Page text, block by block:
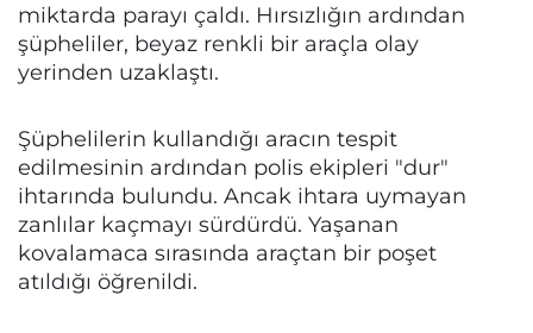
miktarda parayı çaldı. Hırsızlığın ardından
şüpheliler, beyaz renkli bir araçla olay
yerinden uzaklaştı.
Şüphelilerin kullandığı aracın tespit
edilmesinin ardından polis ekipleri "dur"
ihtarında bulundu. Ancak ihtara uymayan
zanlılar kaçmayı sürdürdü. Yaşanan
kovalamaca sırasında araçtan bir poşet
atıldığı öğrenildi.